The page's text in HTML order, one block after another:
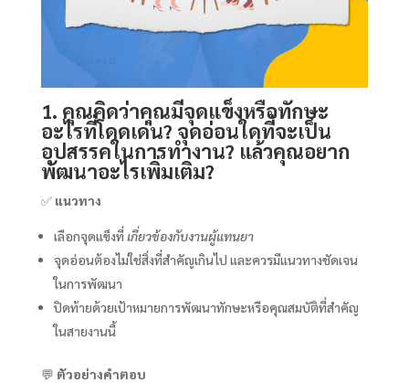
1. คุณคิดว่าคุณมีจุดแข็งหรือทักษะ
อะไรที่โดดเด่น? จุดอ่อนใดที่จะเป็น
อุปสรรคในการทำงาน? แล้วคุณอยาก
พัฒนาอะไรเพิ่มเติม?
✅ แนวทาง
เลือกจุดแข็งที่ เกี่ยวข้องกับงานผู้แทนยา
จุดอ่อนต้องไม่ใช่สิ่งที่สำคัญเกินไป และควรมีแนวทางชัดเจน
ในการพัฒนา
ปิดท้ายด้วยเป้าหมายการพัฒนาทักษะหรือคุณสมบัติที่สำคัญ
ในสายงานนี้
💬 ตัวอย่างคำตอบ